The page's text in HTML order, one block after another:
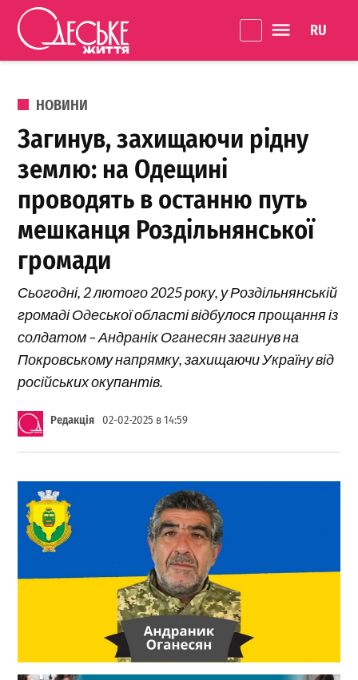
Перейти до вмісту
Життя
ОПУБЛІКОВАНО В
НОВИНИ
Загинув, захищаючи рідну
землю: на Одещині
проводять в останню путь
мешканця Роздільнянської
громади
Сьогодні, 2 лютого 2025 року, у Роздільнянській
громаді Одеської області відбулося прощання із
солдатом – Андранік Оганесян загинув на
Покровському напрямку, захищаючи Україну від
російських окупантів.
Редакція 02-02-2025 в 14:59